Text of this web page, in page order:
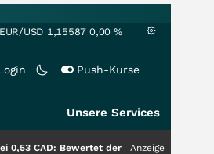
EUR/USD 1,15587 0,00 %
Push-Kurse
Unsere Services
Bewertet der Markt noch immer nur
Anzeige